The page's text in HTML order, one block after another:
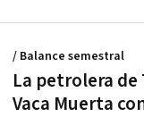
La petrolera de
Vaca Muerta
/ Balance semestral